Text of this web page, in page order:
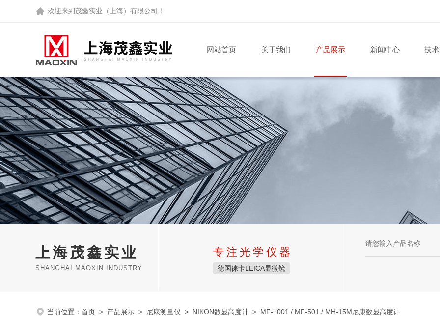
欢迎来到 茂鑫实业（上海）有限公司 ！
网站首页 关于我们 产品展示 新闻中心 技
上海茂鑫实业
SHANGHAI MAOXIN INDUSTRY
专注光学仪器
德国徕卡LEICA显微镜
当前位置： 首页 > 产品展示 > 尼康测量仪 > NIKON数显高度计 > MF-1001 / MF-501 / MH-15M尼康数显高度计